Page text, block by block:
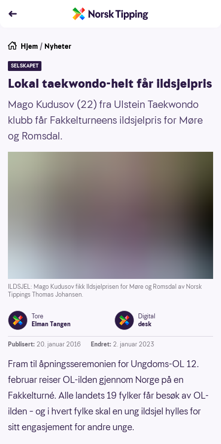
Hjem / Nyheter
SELSKAPET
Lokal taekwondo-helt får ildsjelpris
Mago Kudusov (22) fra Ulstein Taekwondo
klubb får Fakkelturneens ildsjelpris for Møre
og Romsdal.
ILDSJEL: Mago Kudusov fikk Ildsjelprisen for Møre og Romsdal av Norsk
Tippings Thomas Johansen.
Tore
Elman Tangen
Digital
desk
Publisert: 20. januar 2016 Endret: 2. januar 2023
Fram til åpningsseremonien for Ungdoms-OL 12.
februar reiser OL-ilden gjennom Norge på en
Fakkelturné. Alle landets 19 fylker får besøk av OL-
ilden – og i hvert fylke skal en ung ildsjel hylles for
sitt engasjement for andre unge.